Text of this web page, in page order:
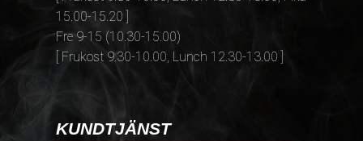
15.00-15.20 ]
Fre 9-15 (10.30-15.00)
[ Frukost 9.30-10.00, Lunch 12.30-13.00 ]
KUNDTJÄNST